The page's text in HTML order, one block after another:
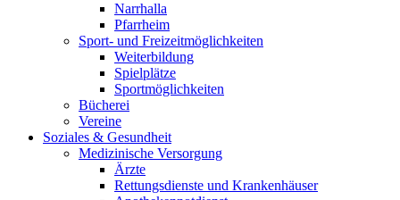
Narrhalla
Pfarrheim
Sport- und Freizeitmöglichkeiten
Weiterbildung
Spielplätze
Sportmöglichkeiten
Bücherei
Vereine
Soziales & Gesundheit
Medizinische Versorgung
Ärzte
Rettungsdienste und Krankenhäuser